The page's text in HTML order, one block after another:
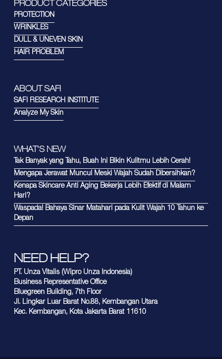
PRODUCT CATEGORIES
PROTECTION
WRINKLES
DULL & UNEVEN SKIN
HAIR PROBLEM
ABOUT SAFI
SAFI RESEARCH INSTITUTE
Analyze My Skin
WHAT'S NEW
Tak Banyak yang Tahu, Buah Ini Bikin Kulitmu Lebih Cerah!
Mengapa Jerawat Muncul Meski Wajah Sudah Dibersihkan?
Kenapa Skincare Anti Aging Bekerja Lebih Efektif di Malam
Hari?
Waspada! Bahaya Sinar Matahari pada Kulit Wajah 10 Tahun ke
Depan
NEED HELP?
PT. Unza Vitalis (Wipro Unza Indonesia)
Business Representative Office
Bluegreen Building, 7th Floor
Jl. Lingkar Luar Barat No.88, Kembangan Utara
Kec. Kembangan, Kota Jakarta Barat 11610